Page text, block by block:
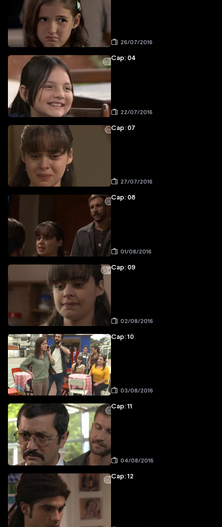
26/07/2016
Cap: 04
22/07/2016
Cap: 07
27/07/2016
Cap: 08
01/08/2016
Cap: 09
02/08/2016
Cap: 10
03/08/2016
Cap: 11
04/08/2016
Cap: 12